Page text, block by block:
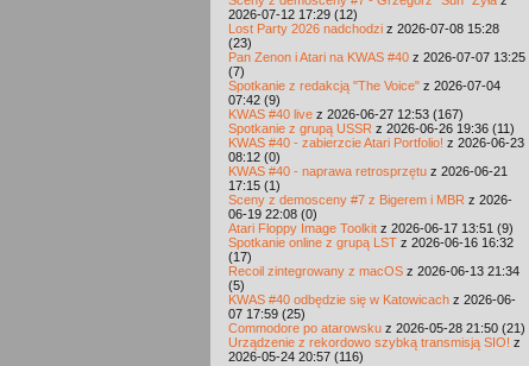
2026-07-12 17:29 (12)
Lost Party 2026 nadchodzi z 2026-07-08 15:28
(23)
Pan Zenon i Atari na KWAS #40 z 2026-07-07 13:25
(7)
Spotkanie z redakcją "The Voice" z 2026-07-04
07:42 (9)
KWAS #40 live z 2026-06-27 12:53 (167)
Spotkanie z grupą USSR z 2026-06-26 19:36 (11)
KWAS #40 - zabierzcie Atari Portfolio! z 2026-06-23
08:12 (0)
KWAS #40 - naprawa retrosprzętu z 2026-06-21
17:15 (1)
Sceny z demosceny #7 z Bigerem i MBR z 2026-
06-19 22:08 (0)
Atari Floppy Image Toolkit z 2026-06-17 13:51 (9)
Spotkanie online z grupą LST z 2026-06-16 16:32
(17)
Recoil zintegrowany z macOS z 2026-06-13 21:34
(5)
KWAS #40 odbędzie się w Katowicach z 2026-06-
07 17:59 (25)
Commodore po atarowsku z 2026-05-28 21:50 (21)
Urządzenie z rekordowo szybką transmisją SIO! z
2026-05-24 20:57 (116)